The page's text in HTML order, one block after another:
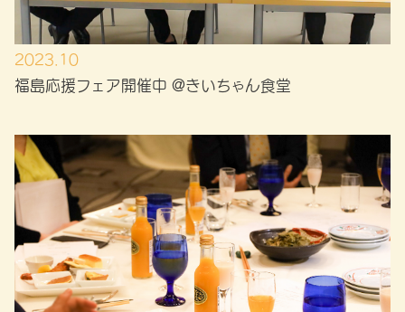
2023.10
福島応援フェア開催中 @きいちゃん食堂